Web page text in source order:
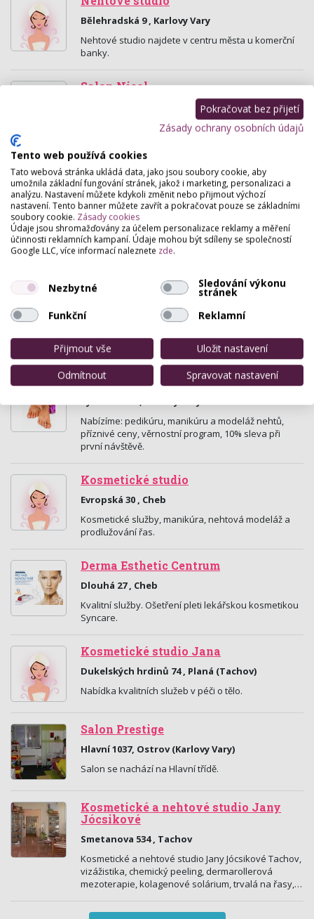
Bělehradská 9 , Karlovy Vary
Nehtové studio najdete v centru města u komerční
banky.
Salon Nicol
Bulharská 31, Karlovy Vary
Vlasová kosmetika Redken. Zažijete-li styling, péči a
barvení s přípravky Redken, máte spojení módy a
vědy z první ruky. Sexy, moderní, avangardní to…
Studio Orchidea
Franze Kafky 835, Mariánské Lázně
2x solárium Ergoline Avantdarde 600 Turbo, Ergoline
Excellence 700 s kolageno-opalovacími trubicemi
SmartSun, modeláž nehtů, masáže, ultrazvuková…
Salon Alla
výroba a prodej vlastního parukářského zboží
(paruky, příčesky, tupé) z pravých vlasů, prodej
širokého sortimentu paruk a tupé z umělých vlasů,…
Salon Východní
Nabízíme: pedikúru, manikúru a modeláž nehtů,
příznivé ceny, věrnostní program, 10% sleva při
první návštěvě.
Kosmetické studio
Evropská 30 , Cheb
Kosmetické služby, manikúra, nehtová modeláž a
prodlužování řas.
Derma Esthetic Centrum
Dlouhá 27 , Cheb
Kvalitní služby. Ošetření pleti lekářskou kosmetikou
Syncare.
Kosmetické studio Jana
Dukelských hrdinů 74 , Planá (Tachov)
Nabídka kvalitních služeb v péči o tělo.
Salon Prestige
Hlavní 1037, Ostrov (Karlovy Vary)
Salon se nachází na Hlavní třídě.
Kosmetické a nehtové studio Jany
Jócsikové
Smetanova 534 , Tachov
Kosmetické a nehtové studio Jany Jócsikové Tachov,
vizážistika, chemický peeling, dermarollerová
mezoterapie, kolagenové solárium, trvalá na řasy,…
Pokračovat bez přijetí
Zásady ochrany osobních údajů
Tento web používá cookies
Tato webová stránka ukládá data, jako jsou soubory cookie, aby
umožnila základní fungování stránek, jakož i marketing, personalizaci a
analýzu. Nastavení můžete kdykoli změnit nebo přijmout výchozí
nastavení. Tento banner můžete zavřít a pokračovat pouze se základními
soubory cookie. Zásady cookies
Údaje jsou shromažďovány za účelem personalizace reklamy a měření
účinnosti reklamních kampaní. Údaje mohou být sdíleny se společností
Google LLC, více informací naleznete zde.
Nezbytné Sledování výkonu
stránek
Funkční
Reklamní
Přijmout vše
Uložit nastavení
Odmítnout
Spravovat nastavení